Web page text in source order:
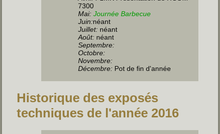
7300
Mai: Journée Barbecue
Juin:néant
Juillet: néant
Août: néant
Septembre:
Octobre:
Novembre:
Décembre: Pot de fin d'année
Historique des exposés
techniques de l'année 2016